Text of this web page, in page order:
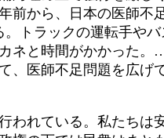
から、日本の医師不
トラックの運転手や
ネと時間がかかった
医師不足問題を広げ
れている。私たちは